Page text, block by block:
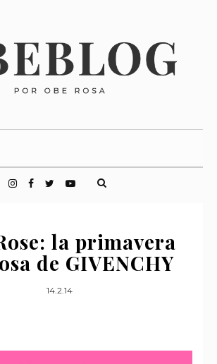
la primavera
de GIVENCHY
14.2.14